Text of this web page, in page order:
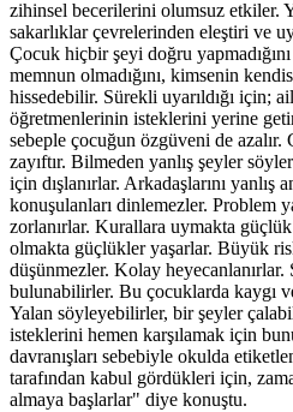
zihinsel becerilerini olumsuz etkiler.
sakarlıklar çevrelerinden eleştiri ve
Çocuk hiçbir şeyi doğru
memnun olmadığını, kimsenin
hissedebilir. Sürekli uyarıldığı için;
öğretmenlerinin isteklerini yerine
sebeple çocuğun özgüveni de
zayıftır. Bilmeden yanlış şeyler
için dışlanırlar. Arkadaşlarını yanlış
konuşulanları dinlemezler. Problem
zorlanırlar. Kurallara uymakta
olmakta güçlükler yaşarlar. Büyük
düşünmezler. Kolay heyecanlanırlar.
bulunabilirler. Bu çocuklarda kaygı
Yalan söyleyebilirler, bir şeyler
isteklerini hemen karşılamak için
davranışları sebebiyle okulda
tarafından kabul gördükleri için,
almaya başlarlar" diye konuştu.